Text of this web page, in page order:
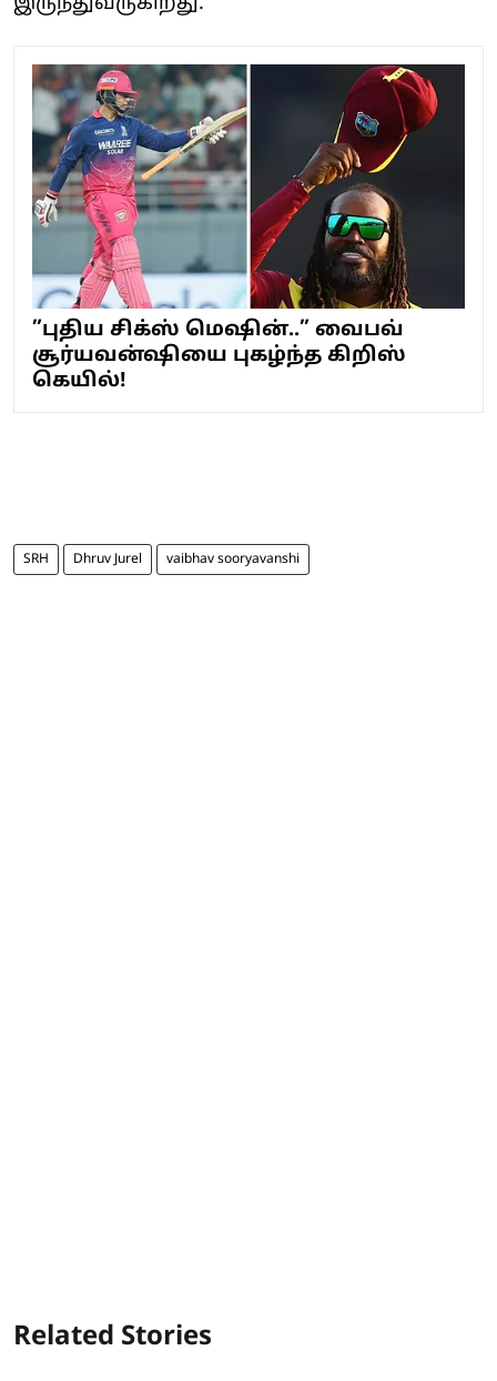
”புதிய சிக்ஸ் மெஷின்..” வைபவ்
சூர்யவன்ஷியை புகழ்ந்த கிறிஸ்
கெயில்!
SRH Dhruv Jurel vaibhav sooryavanshi
Related Stories